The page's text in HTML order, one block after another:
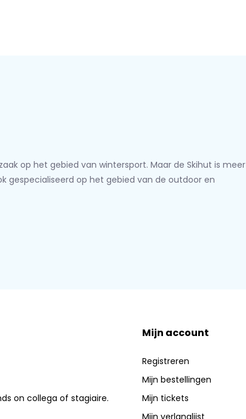
op het gebied van wintersport. Maar de Skihut is meer
gespecialiseerd op het gebied van de outdoor en
on collega of stagiaire.
Mijn account
Registreren
Mijn bestellingen
Mijn tickets
Mijn verlanglijst